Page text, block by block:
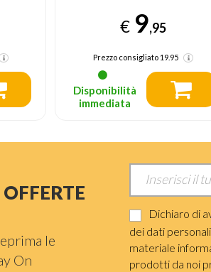
€ 9,95
Prezzo consigliato19.95
Disponibilità
immediata
le
On
Dichiaro di
dei dati
materiale
prodotti da noi